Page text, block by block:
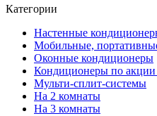
Категории
Настенные
Мобильные,
Оконные кондиционеры
Кондиционеры по акции
Мульти-сплит-системы
На 2 комнаты
На 3 комнаты